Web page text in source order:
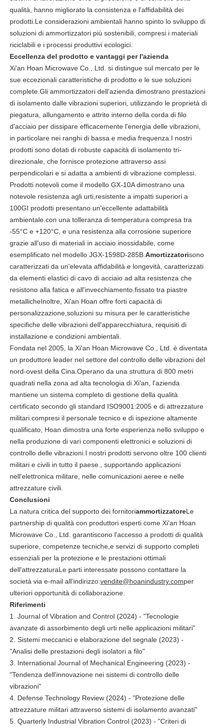
qualità, hanno migliorato la consistenza e l'affidabilità dei
prodotti.Le considerazioni ambientali hanno spinto lo sviluppo di
soluzioni di ammortizzatori più sostenibili, compresi i materiali
riciclabili e i processi produttivi ecologici.
Eccellenza del prodotto e vantaggi per l'azienda
Xi'an Hoan Microwave Co., Ltd. si distingue sul mercato per le
sue eccezionali caratteristiche di prodotto e le sue soluzioni
complete.Gli ammortizzatori dell'azienda dimostrano prestazioni
di isolamento dalle vibrazioni superiori, utilizzando le proprietà di
piegatura, allungamento e attrito interno della corda di filo
d'acciaio per dissipare efficacemente l'energia delle vibrazioni,
in particolare nei ranghi di bassa e media frequenza.I nostri
prodotti sono dotati di robuste capacità di isolamento tri-
direzionale, che fornisce protezione attraverso assi
perpendicolari e si adatta a ambienti di vibrazione complessi.
Prodotti notevoli come il modello GX-10A dimostrano una
notevole resistenza agli urti,resistente a impatti superiori a
100GI prodotti presentano un'eccellente adattabilità
ambientale.con una tolleranza di temperatura compresa tra
-55°C e +120°C, e una resistenza alla corrosione superiore
grazie all'uso di materiali in acciaio inossidabile, come
esemplificato nel modello JGX-1598D-285B. Amortizzatorisono
caratterizzati da un'elevata affidabilità e longevità, caratterizzati
da elementi elastici di cavo di acciaio ad alta resistenza che
resistono alla fatica e all'invecchiamento.fissato tra piastre
metallicheInoltre, Xi'an Hoan offre forti capacità di
personalizzazione,soluzioni su misura per le caratteristiche
specifiche delle vibrazioni dell'apparecchiatura, requisiti di
installazione e condizioni ambientali.
Fondata nel 2005, la Xi'an Hoan Microwave Co., Ltd. è diventata
un produttore leader nel settore del controllo delle vibrazioni del
nord-ovest della Cina.Operano da una struttura di 800 metri
quadrati nella zona ad alta tecnologia di Xi'an, l'azienda
mantiene un sistema completo di gestione della qualità
certificato secondo gli standard ISO9001:2005 e di attrezzature
militari.compresi il personale tecnico e di ispezione altamente
qualificato, Hoan dimostra una forte esperienza nello sviluppo e
nella produzione di vari componenti elettronici e soluzioni di
controllo delle vibrazioni.I nostri prodotti servono oltre 100 clienti
militari e civili in tutto il paese., supportando applicazioni
nell'elettronica militare, nelle comunicazioni aeree e nelle
attrezzature civili.
Conclusioni
La natura critica del supporto dei fornitoriammortizzatoreLe
partnership di qualità con produttori esperti come Xi'an Hoan
Microwave Co., Ltd. garantiscono l'accesso a prodotti di qualità
superiore, competenze tecniche,e servizi di supporto completi
essenziali per la protezione e le prestazioni ottimali
dell'attrezzaturaLe parti interessate possono contattare la
società via e-mail all'indirizzo:vendite@hoanindustry.comper
ulteriori opportunità di collaborazione.
Riferimenti
1. Journal of Vibration and Control (2024) - "Tecnologie
avanzate di assorbimento degli urti nelle applicazioni militari"
2. Sistemi meccanici e elaborazione del segnale (2023) -
"Analisi delle prestazioni degli isolatori a filo"
3. International Journal of Mechanical Engineering (2023) -
"Tendenza dell'innovazione nei sistemi di controllo delle
vibrazioni"
4. Defense Technology Review (2024) - "Protezione delle
attrezzature militari attraverso sistemi di isolamento avanzati"
5. Quarterly Industrial Vibration Control (2023) - "Criteri di